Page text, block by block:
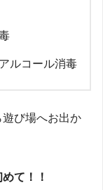
ルコール消毒
び場へお出か
て！！